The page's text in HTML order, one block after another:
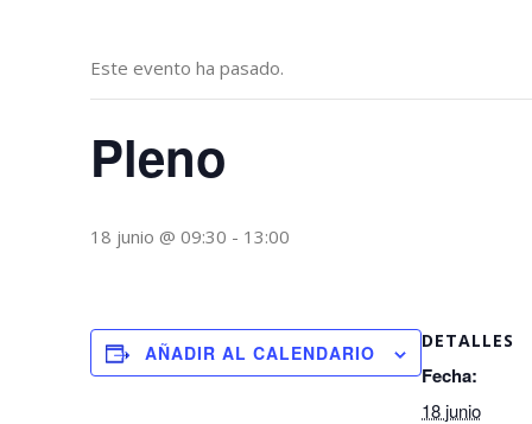
Este evento ha pasado.
Pleno
18 junio @ 09:30 - 13:00
AÑADIR AL CALENDARIO
DETALLES
Fecha:
18 junio